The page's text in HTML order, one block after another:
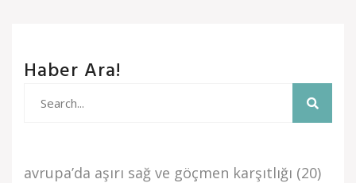
Haber Ara!
avrupa’da aşiri sağ ve göçmen karşitliği (20)